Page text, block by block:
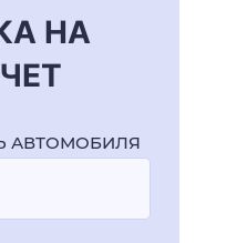
НА
АВТОМОБИЛЯ